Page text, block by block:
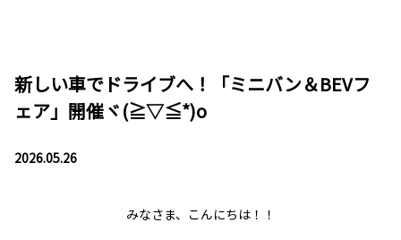
新しい車でドライブへ！「ミニバン＆BEVフ
ェア」開催ヾ(≧▽≦*)o
2026.05.26
みなさま、こんにちは！！